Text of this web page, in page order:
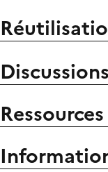
Discussions